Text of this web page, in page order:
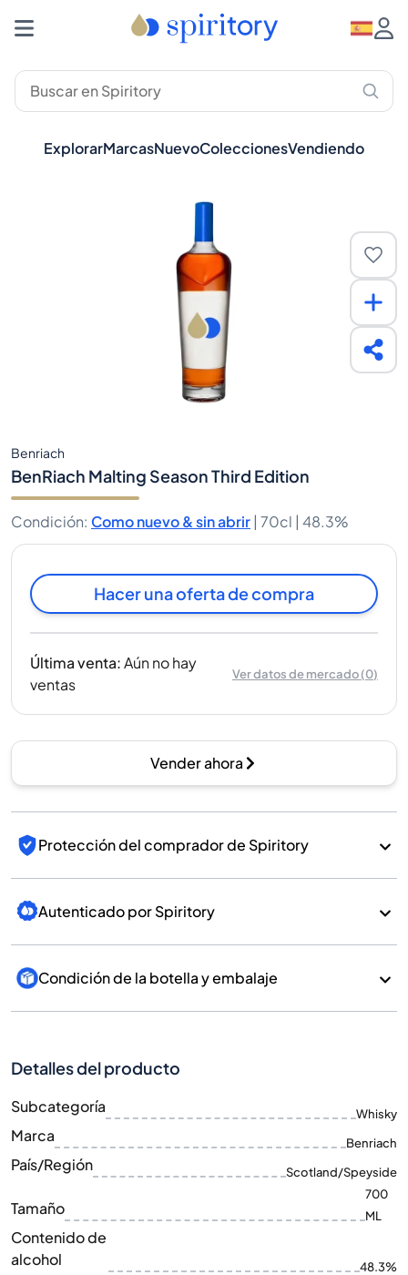
ExplorarMarcasNuevoColeccionesVendiendo
Benriach
BenRiach Malting Season Third Edition
Condición: Como nuevo & sin abrir | 70cl | 48.3%
Hacer una oferta de compra
Última venta:Aún no hay
ventas
Ver datos de mercado(0)
Vender ahora
Protección del comprador de Spiritory
Autenticado por Spiritory
Condición de la botella y embalaje
Detalles del producto
Subcategoría Whisky
Marca Benriach
País/Región Scotland/Speyside
Tamaño
700
ML
Contenido de
alcohol
48.3%